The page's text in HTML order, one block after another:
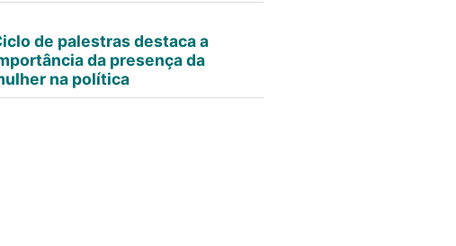
de palestras destaca a
da presença da
na política